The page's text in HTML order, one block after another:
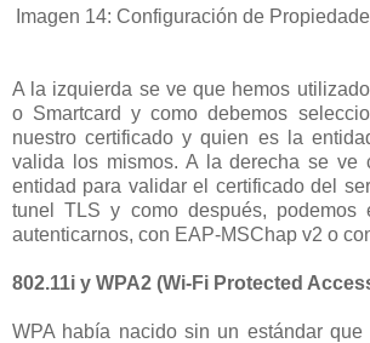
Imagen 14: Configuración de
A la izquierda se ve que hemos
o Smartcard y como debemos
nuestro certificado y quien es la
valida los mismos. A la derecha se ve
entidad para validar el certificado del
tunel TLS y como después, podemos
autenticarnos, con EAP-MSChap v2 o
802.11i y WPA2 (Wi-Fi Protected
WPA había nacido sin un estándar